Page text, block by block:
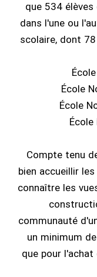
que 534
dans l'une ou
scolaire, dont
École
École
Compte tenu
bien accueillir
connaître les
communauté
un minimum
que pour